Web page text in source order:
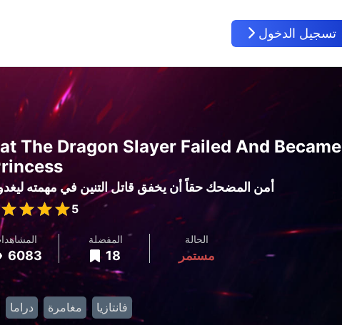
تسجيل الدخول
The Dragon Slayer Failed And Became
أمن المضحك حقاً أن يخفق قاتل التنين في مهمته
5
6083 18
المفضلة
مستمر
الحالة
دراما مغامرة فانتازيا